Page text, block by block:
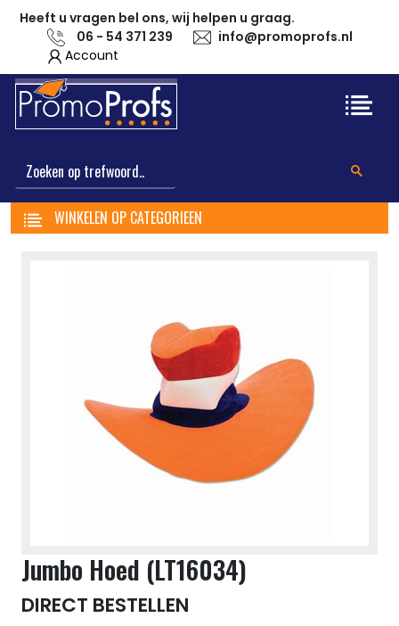
Heeft u vragen bel ons, wij helpen u graag.
06 - 54 371 239
info@promoprofs.nl
Account
WINKELEN OP CATEGORIEEN
Jumbo Hoed (LT16034)
DIRECT BESTELLEN